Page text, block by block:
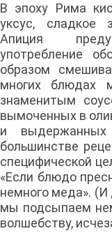
В эпоху Рима
уксус, сладкое
Апиция
употребление
образом
многих блюдах
знаменитым
вымоченных в
и
большинстве
специфической
«Если блюдо
немного меда».
мы подсыпаем
волшебству,